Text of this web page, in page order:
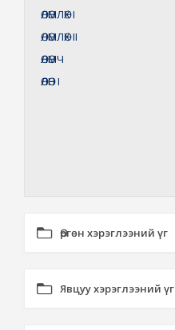
ӨЛӨМЛӨХI
ӨЛӨМЛӨХII
ӨЛӨМЧ
ӨЛӨНI
Өргөн хэрэглээний үг
Явцуу хэрэглээний үг